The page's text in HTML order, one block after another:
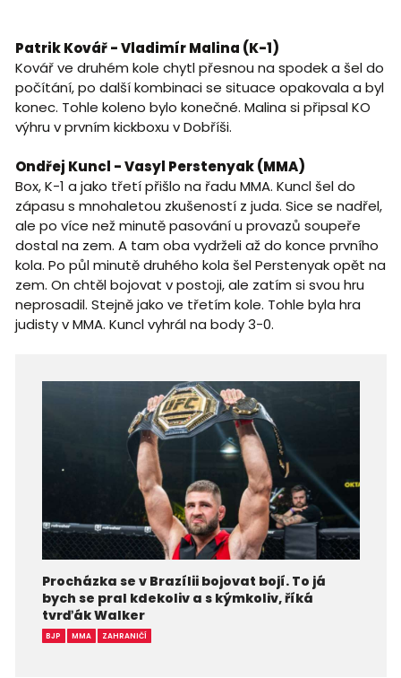
Patrik Kovář - Vladimír Malina (K-1)
Kovář ve druhém kole chytl přesnou na spodek a šel do
počítání, po další kombinaci se situace opakovala a byl
konec. Tohle koleno bylo konečné. Malina si připsal KO
výhru v prvním kickboxu v Dobříši.
Ondřej Kuncl - Vasyl Perstenyak (MMA)
Box, K-1 a jako třetí přišlo na řadu MMA. Kuncl šel do
zápasu s mnohaletou zkušeností z juda. Sice se nadřel,
ale po více než minutě pasování u provazů soupeře
dostal na zem. A tam oba vydrželi až do konce prvního
kola. Po půl minutě druhého kola šel Perstenyak opět na
zem. On chtěl bojovat v postoji, ale zatím si svou hru
neprosadil. Stejně jako ve třetím kole. Tohle byla hra
judisty v MMA. Kuncl vyhrál na body 3-0.
Procházka se v Brazílii bojovat bojí. To já
bych se pral kdekoliv a s kýmkoliv, říká
tvrďák Walker
BJP MMA ZAHRANIČÍ